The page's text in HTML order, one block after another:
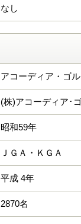
なし
アコーディア・ゴ
(株)アコーディア･
昭和59年
ＪＧＡ・ＫＧＡ
平成 4年
2870名